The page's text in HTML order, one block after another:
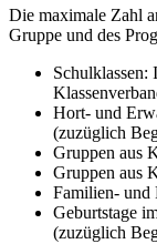
Die maximale Zahl
Gruppe und des
Schulklassen:
Hort- und
(zuzüglich
Gruppen aus
Gruppen aus
Familien- und
Geburtstage
(zuzüglich